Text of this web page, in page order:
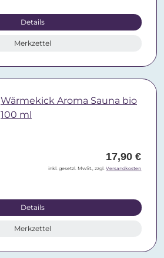
Details
Merkzettel
Wärmekick Aroma Sauna bio
100 ml
17,90 €
inkl. gesetzl. MwSt., zzgl.Versandkosten
Details
Merkzettel